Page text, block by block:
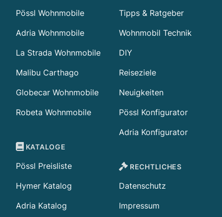
Pössl Wohnmobile
Adria Wohnmobile
La Strada Wohnmobile
Malibu Carthago
Globecar Wohnmobile
Robeta Wohnmobile
KATALOGE
Pössl Preisliste
Hymer Katalog
Adria Katalog
Tipps & Ratgeber
Wohnmobil Technik
DIY
Reiseziele
Neuigkeiten
Pössl Konfigurator
Adria Konfigurator
RECHTLICHES
Datenschutz
Impressum